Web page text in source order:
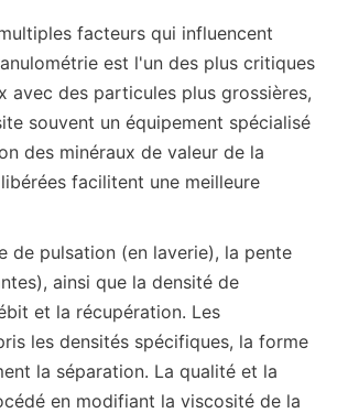
facteurs qui influencent
est l'un des plus critiques
avec des particules plus grossières,
souvent un équipement spécialisé
des minéraux de valeur de la
facilitent une meilleure
de pulsation (en laverie), la pente
ainsi que la densité de
et la récupération. Les
les densités spécifiques, la forme
la séparation. La qualité et la
en modifiant la viscosité de la